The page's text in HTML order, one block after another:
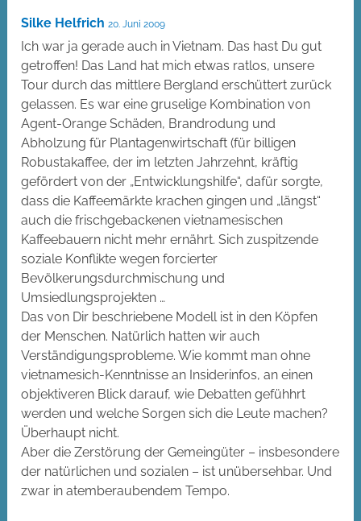
Silke Helfrich 20. Juni 2009
Ich war ja gerade auch in Vietnam. Das hast Du gut
getroffen! Das Land hat mich etwas ratlos, unsere
Tour durch das mittlere Bergland erschüttert zurück
gelassen. Es war eine gruselige Kombination von
Agent-Orange Schäden, Brandrodung und
Abholzung für Plantagenwirtschaft (für billigen
Robustakaffee, der im letzten Jahrzehnt, kräftig
gefördert von der „Entwicklungshilfe“, dafür sorgte,
dass die Kaffeemärkte krachen gingen und „längst“
auch die frischgebackenen vietnamesischen
Kaffeebauern nicht mehr ernährt. Sich zuspitzende
soziale Konflikte wegen forcierter
Bevölkerungsdurchmischung und
Umsiedlungsprojekten …
Das von Dir beschriebene Modell ist in den Köpfen
der Menschen. Natürlich hatten wir auch
Verständigungsprobleme. Wie kommt man ohne
vietnamesich-Kenntnisse an Insiderinfos, an einen
objektiveren Blick darauf, wie Debatten gefühhrt
werden und welche Sorgen sich die Leute machen?
Überhaupt nicht.
Aber die Zerstörung der Gemeingüter – insbesondere
der natürlichen und sozialen – ist unübersehbar. Und
zwar in atemberaubendem Tempo.